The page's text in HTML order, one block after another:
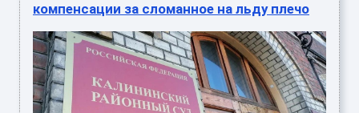
компенсации за сломанное на льду плечо